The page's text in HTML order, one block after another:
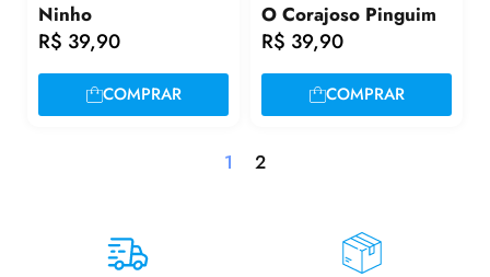
Ninho
R$ 39,90
COMPRAR
O Corajoso Pinguim
R$ 39,90
COMPRAR
1 2